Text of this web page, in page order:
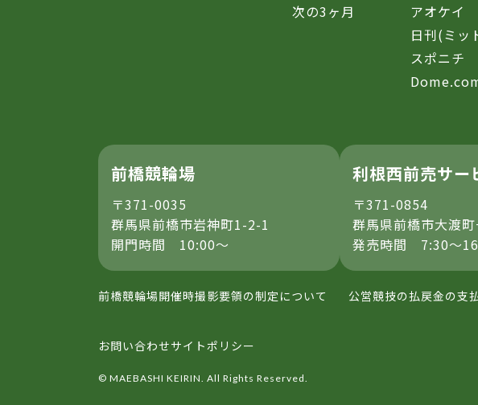
次の3ヶ月
アオケイ
日刊(ミッ
スポニチ
前橋競輪場
〒371-0035
群馬県前橋市岩神町1-2-1
開門時間 10:00～
利根西前売サー
〒371-0854
群馬県前橋市大渡
発売時間 7:30～
前橋競輪場開催時撮影要領の制定について 公営競技の払戻金の支
お問い合わせサイトポリシー
© MAEBASHI KEIRIN. All Rights Reserved.